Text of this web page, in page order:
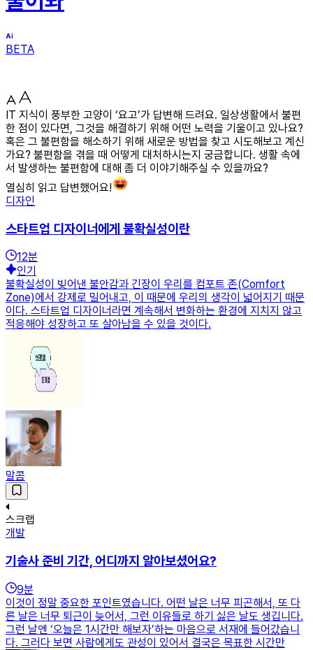
BETA
IT 지식이 풍부한 고양이 ‘요고’가 답변해 드려요. 일상생활에서 불편
한 점이 있다면, 그것을 해결하기 위해 어떤 노력을 기울이고 있나요?
혹은 그 불편함을 해소하기 위해 새로운 방법을 찾고 시도해보고 계신
가요? 불편함을 겪을 때 어떻게 대처하시는지 궁금합니다. 생활 속에
서 발생하는 불편함에 대해 좀 더 이야기해주실 수 있을까요?
열심히 읽고 답변했어요!
디자인
스타트업 디자이너에게 불확실성이란
12분
인기
불확실성이 빚어낸 불안감과 긴장이 우리를 컴포트 존(Comfort
Zone)에서 강제로 밀어내고, 이 때문에 우리의 생각이 넓어지기 때문
이다. 스타트업 디자이너라면 계속해서 변화하는 환경에 지치지 않고
적응해야 성장하고 또 살아남을 수 있을 것이다.
말콤
스크랩
개발
기술사 준비 기간, 어디까지 알아보셨어요?
9분
이것이 정말 중요한 포인트였습니다. 어떤 날은 너무 피곤해서, 또 다
른 날은 너무 퇴근이 늦어서, 그런 이유들로 하기 싫은 날도 생깁니다.
그런 날엔 ‘오늘은 1시간만 해보자’하는 마음으로 서재에 들어갔습니
다. 그러다 보면 사람에게도 관성이 있어서 결국은 목표한 시간만